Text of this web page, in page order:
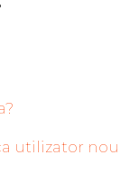
utilizator nou